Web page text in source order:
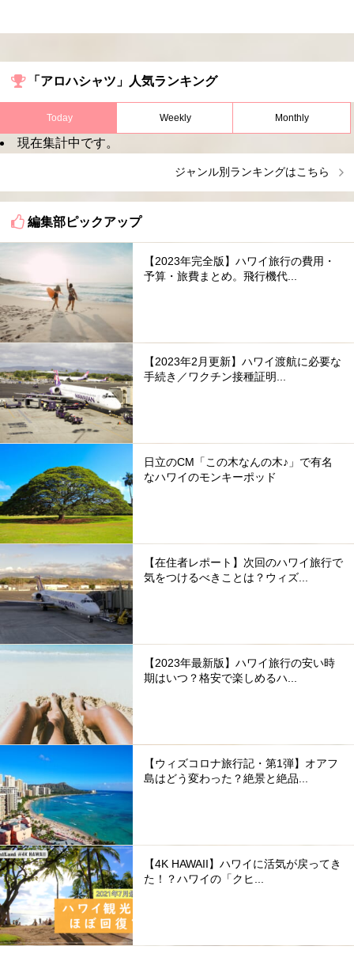
「アロハシャツ」人気ランキング
Today Weekly Monthly
現在集計中です。
ジャンル別ランキングはこちら
編集部ピックアップ
【2023年完全版】ハワイ旅行の費用・
予算・旅費まとめ。飛行機代...
【2023年2月更新】ハワイ渡航に必要な
手続き／ワクチン接種証明...
日立のCM「この木なんの木♪」で有名
なハワイのモンキーポッド
【在住者レポート】次回のハワイ旅行で
気をつけるべきことは？ウィズ...
【2023年最新版】ハワイ旅行の安い時
期はいつ？格安で楽しめるハ...
【ウィズコロナ旅行記・第1弾】オアフ
島はどう変わった？絶景と絶品...
【4K HAWAII】ハワイに活気が戻ってき
た！？ハワイの「クヒ...